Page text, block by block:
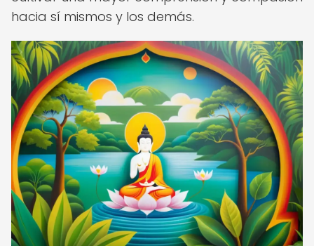
hacia sí mismos y los demás.